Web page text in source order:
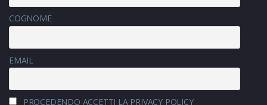
COGNOME
EMAIL
PROCEDENDO ACCETTI LA PRIVACY POLICY